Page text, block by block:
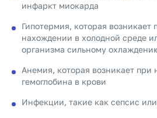
инфаркт миокарда
Гипотермия, которая возникает
нахождении в холодной среде
организма сильному
Анемия, которая возникает при
гемоглобина в крови
Инфекции, такие как сепсис